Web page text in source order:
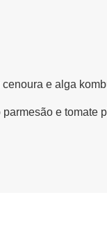
e alga
e tomate